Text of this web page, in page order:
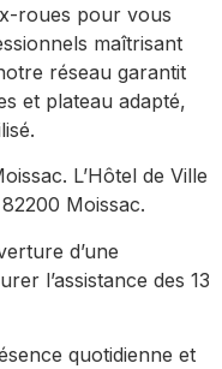
roues pour vous
maîtrisant
réseau garantit
et plateau adapté,
L’Hôtel de Ville
Moissac.
d’une
l’assistance des 13
quotidienne et